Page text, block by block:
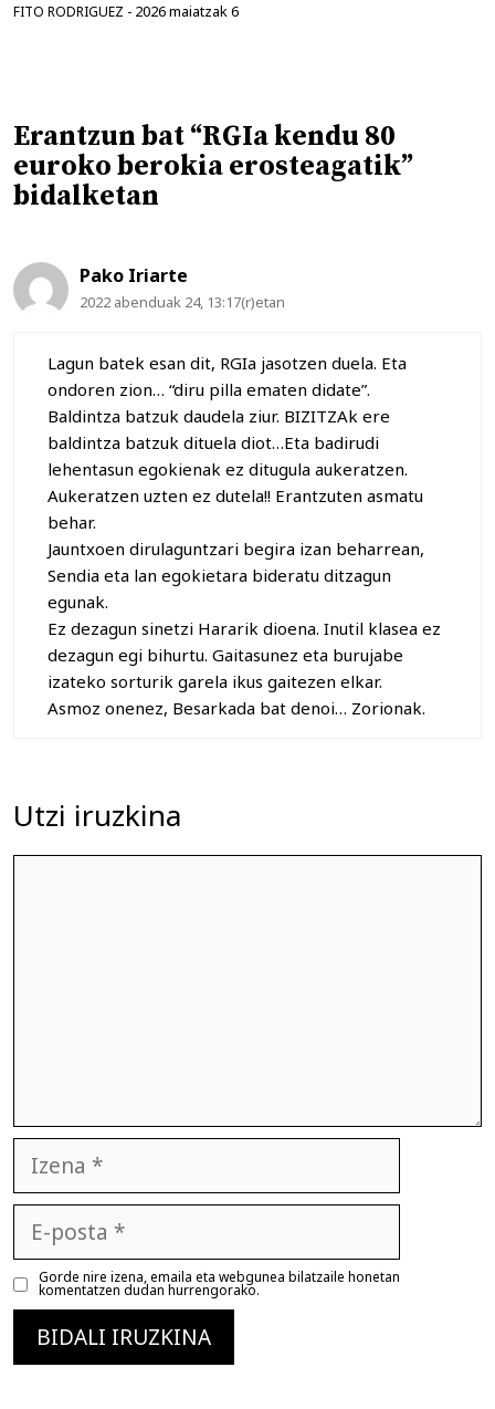
FITO RODRIGUEZ - 2026 maiatzak 6
Erantzun bat “RGIa kendu 80
euroko berokia erosteagatik”
bidalketan
Pako Iriarte
2022 abenduak 24, 13:17(r)etan
Lagun batek esan dit, RGIa jasotzen duela. Eta
ondoren zion… “diru pilla ematen didate”.
Baldintza batzuk daudela ziur. BIZITZAk ere
baldintza batzuk dituela diot…Eta badirudi
lehentasun egokienak ez ditugula aukeratzen.
Aukeratzen uzten ez dutela!! Erantzuten asmatu
behar.
Jauntxoen dirulaguntzari begira izan beharrean,
Sendia eta lan egokietara bideratu ditzagun
egunak.
Ez dezagun sinetzi Hararik dioena. Inutil klasea ez
dezagun egi bihurtu. Gaitasunez eta burujabe
izateko sorturik garela ikus gaitezen elkar.
Asmoz onenez, Besarkada bat denoi… Zorionak.
Utzi iruzkina
posta
Gorde nire izena, emaila eta webgunea bilatzaile honetan
komentatzen dudan hurrengorako.